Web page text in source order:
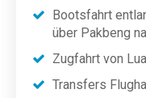
Bootsfahrt
über Pakbeng
Zugfahrt von
Transfers